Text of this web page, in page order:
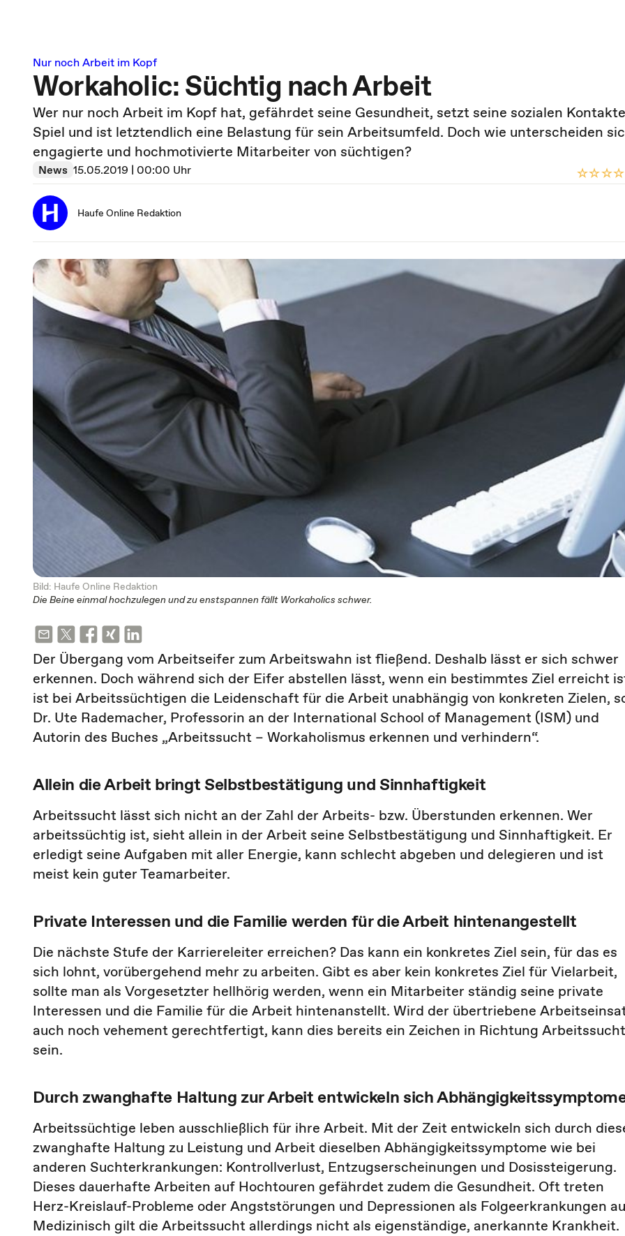
Nur noch Arbeit im Kopf
Workaholic: Süchtig nach Arbeit
Wer nur noch Arbeit im Kopf hat, gefährdet seine Gesundheit, setzt seine sozialen
Spiel und ist letztendlich eine Belastung für sein Arbeitsumfeld. Doch wie unterscheiden
engagierte und hochmotivierte Mitarbeiter von süchtigen?
News 15.05.2019 | 00:00 Uhr
Haufe Online Redaktion
Bild: Haufe Online Redaktion
Die Beine einmal hochzulegen und zu enstspannen fällt Workaholics schwer.
Der Übergang vom Arbeitseifer zum Arbeitswahn ist fließend. Deshalb lässt er sich schwer
erkennen. Doch während sich der Eifer abstellen lässt, wenn ein bestimmtes Ziel erreicht
ist bei Arbeitssüchtigen die Leidenschaft für die Arbeit unabhängig von konkreten Zielen,
Dr. Ute Rademacher, Professorin an der International School of Management (ISM) und
Autorin des Buches „Arbeitssucht – Workaholismus erkennen und verhindern“.
Allein die Arbeit bringt Selbstbestätigung und Sinnhaftigkeit
Arbeitssucht lässt sich nicht an der Zahl der Arbeits- bzw. Überstunden erkennen. Wer
arbeitssüchtig ist, sieht allein in der Arbeit seine Selbstbestätigung und Sinnhaftigkeit. Er
erledigt seine Aufgaben mit aller Energie, kann schlecht abgeben und delegieren und ist
meist kein guter Teamarbeiter.
Private Interessen und die Familie werden für die Arbeit hintenangestellt
Die nächste Stufe der Karriereleiter erreichen? Das kann ein konkretes Ziel sein, für das es
sich lohnt, vorübergehend mehr zu arbeiten. Gibt es aber kein konkretes Ziel für Vielarbeit,
sollte man als Vorgesetzter hellhörig werden, wenn ein Mitarbeiter ständig seine private
Interessen und die Familie für die Arbeit hintenanstellt. Wird der übertriebene
auch noch vehement gerechtfertigt, kann dies bereits ein Zeichen in Richtung Arbeitssucht
sein.
Durch zwanghafte Haltung zur Arbeit entwickeln sich
Arbeitssüchtige leben ausschließlich für ihre Arbeit. Mit der Zeit entwickeln sich durch
zwanghafte Haltung zu Leistung und Arbeit dieselben Abhängigkeitssymptome wie bei
anderen Suchterkrankungen: Kontrollverlust, Entzugserscheinungen und Dosissteigerung.
Dieses dauerhafte Arbeiten auf Hochtouren gefährdet zudem die Gesundheit. Oft treten
Herz-Kreislauf-Probleme oder Angststörungen und Depressionen als Folgeerkrankungen
Medizinisch gilt die Arbeitssucht allerdings nicht als eigenständige, anerkannte Krankheit.